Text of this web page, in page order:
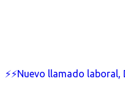
⚡⚡Nuevo llamado